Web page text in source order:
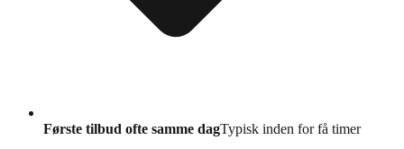
Første tilbud ofte samme dagTypisk inden for få timer